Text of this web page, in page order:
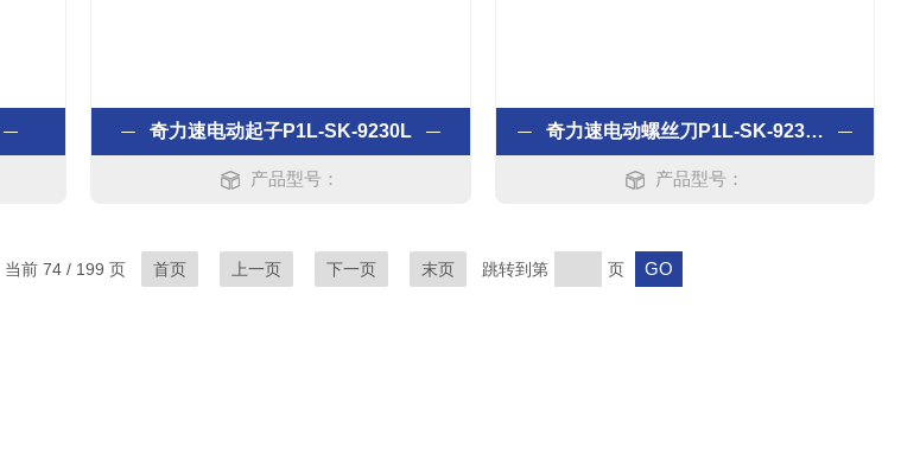
奇力速电动起子P1L-SK-9230L
产品型号：
奇力速电动螺丝刀P1L-SK-9230L
产品型号：
前 74 / 199 页 首页 上一页 下一页 末页 跳转到第 页